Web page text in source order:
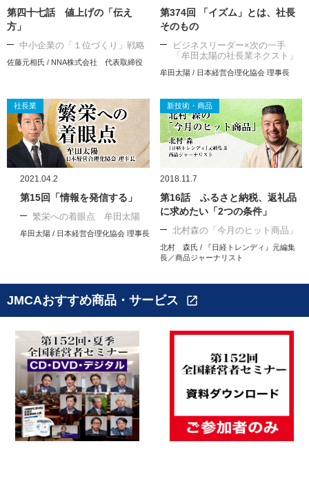
第四十七話 値上げの「伝え
方」
中小企業の「１位づくり」戦略
佐藤元相氏 / NNA株式会社 代表取締役
第374回 「イズム」とは、社長
そのもの
ビジネスリーダー×次の一手
「牟田太陽の社長業ネクスト」
牟田太陽 / 日本経営合理化協会 理事長
社長業
2021.04.2
第15回「情報を発信する」
繁栄への着眼点 牟田太陽
牟田太陽 / 日本経営合理化協会 理事長
新技術・商品
2018.11.7
第16話 ふるさと納税、返礼品
に求めたい「2つの条件」
北村森の「今月のヒット商品」
北村 森氏 / 『日経トレンディ』元編集
長／商品ジャーナリスト
JMCAおすすめ商品・サービス open_in_new